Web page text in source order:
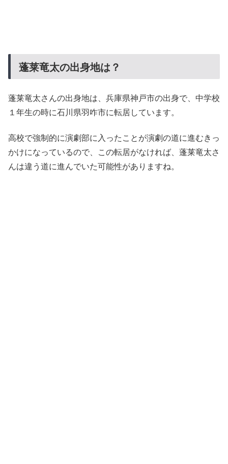
蓬莱竜太の出身地は？
蓬莱竜太さんの出身地は、兵庫県神戸市の出身で、中学校
１年生の時に石川県羽咋市に転居しています。
高校で強制的に演劇部に入ったことが演劇の道に進むきっ
かけになっているので、この転居がなければ、蓬莱竜太さ
んは違う道に進んでいた可能性がありますね。